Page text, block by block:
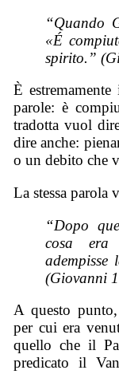
“Quando
«É
spirito.”
È
parole: è
tradotta vuol
dire anche:
o un debito che
La stessa parola
“Dopo
cosa era
adempisse
(Giovanni
A questo
per cui era
quello che il
predicato il